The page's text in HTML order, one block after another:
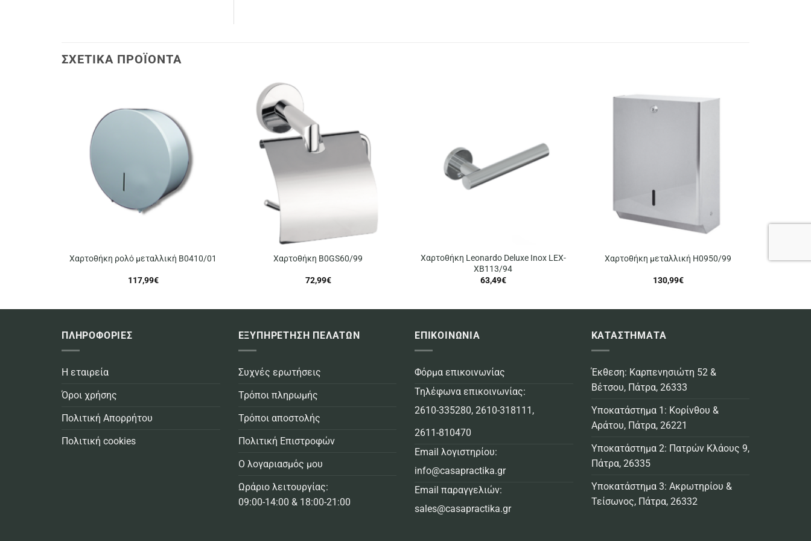
ΣΧΕΤΙΚΆ ΠΡΟΪΌΝΤΑ
Χαρτοθήκη ρολό μεταλλική B0410/01
117,99€
Χαρτοθήκη B0GS60/99
72,99€
Χαρτοθήκη Leonardo Deluxe Inox LEX-
XB113/94
63,49€
Χαρτοθήκη μεταλλική H0950/99
130,99€
ΠΛΗΡΟΦΟΡΙΕΣ
Η εταιρεία
Όροι χρήσης
Πολιτική Απορρήτου
Πολιτική cookies
ΕΞΥΠΗΡΕΤΗΣΗ ΠΕΛΑΤΩΝ
Συχνές ερωτήσεις
Τρόποι πληρωμής
Τρόποι αποστολής
Πολιτική Επιστροφών
Ο λογαριασμός μου
Ωράριο λειτουργίας:
09:00-14:00 & 18:00-21:00
ΕΠΙΚΟΙΝΩΝΙΑ
Φόρμα επικοινωνίας
Τηλέφωνα επικοινωνίας:
2610-335280, 2610-318111 ,
2611-810470
Email λογιστηρίου:
info@casapractika.gr
Email παραγγελιών:
sales@casapractika.gr
ΚΑΤΑΣΤΗΜΑΤΑ
Έκθεση: Καρπενησιώτη 52 &
Βέτσου, Πάτρα, 26333
Υποκατάστημα 1: Κορίνθου &
Αράτου, Πάτρα, 26221
Υποκατάστημα 2: Πατρών Κλάους 9,
Πάτρα, 26335
Υποκατάστημα 3: Ακρωτηρίου &
Τείσωνος, Πάτρα, 26332